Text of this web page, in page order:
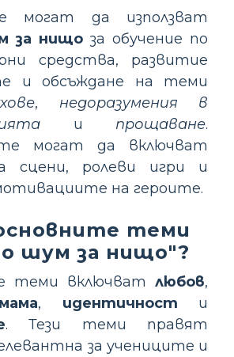
могат да използват
за нищо за обучение по
средства, развитие
и обсъждане на теми
, недоразумения в
и прощаване.
могат да включват
сцени, ролеви игри и
на героите.
теми
шум за нищо"?
теми включват любов,
, идентичност и
. Тези теми правят
за учениците и